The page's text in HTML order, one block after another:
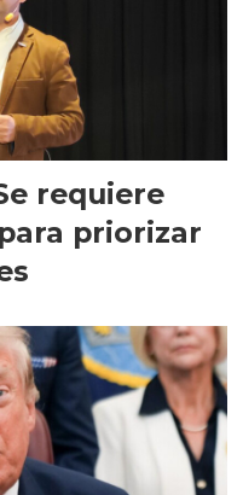
requiere
priorizar